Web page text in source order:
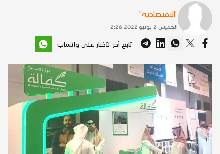
"الاقتصادية"
الخميس 2 يونيو 2022 2:28
تابع آخر الأخبار على واتساب